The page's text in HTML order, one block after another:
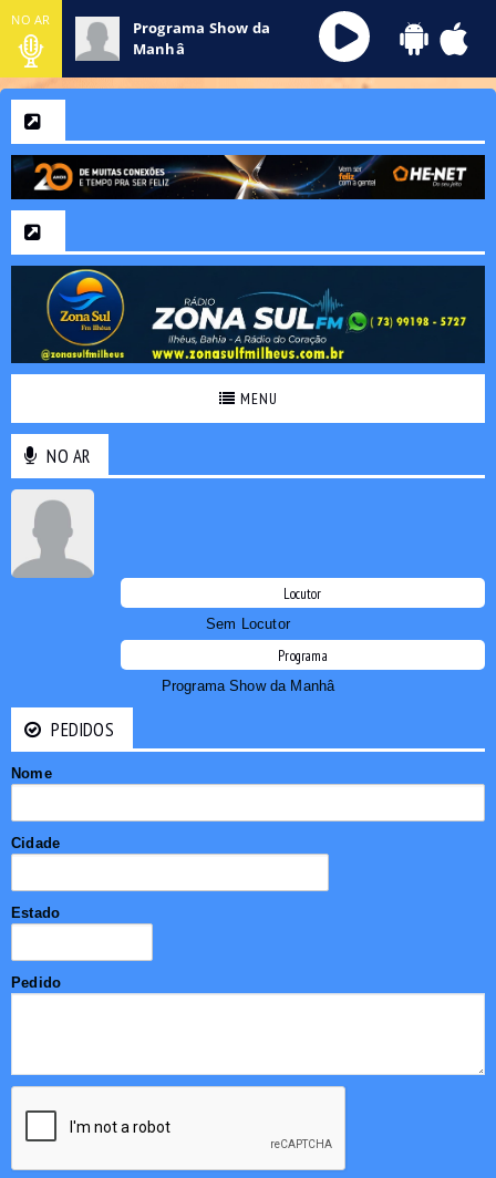
NO AR
Programa Show da
Manhâ
MENU
NO AR
Locutor
Sem Locutor
Programa
Programa Show da Manhâ
PEDIDOS
Nome
Cidade
Estado
Pedido